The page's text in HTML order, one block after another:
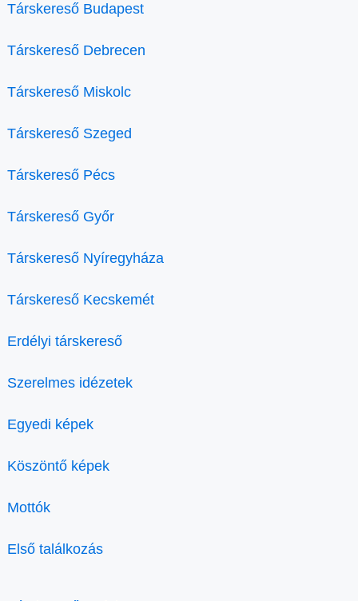
Társkereső Budapest
Társkereső Debrecen
Társkereső Miskolc
Társkereső Szeged
Társkereső Pécs
Társkereső Győr
Társkereső Nyíregyháza
Társkereső Kecskemét
Erdélyi társkereső
Szerelmes idézetek
Egyedi képek
Köszöntő képek
Mottók
Első találkozás